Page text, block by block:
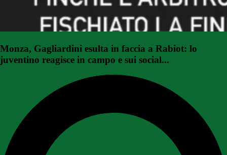
Monza, Gagliardini esulta in faccia a Rabiot: lo
juventino reagisce in campo e sui social...